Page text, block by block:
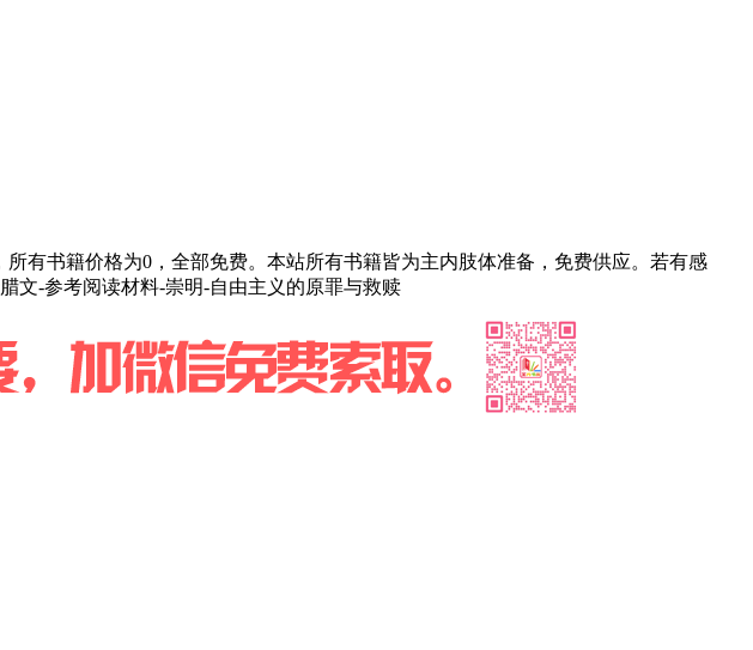
有书籍价格为0，全部免费。本站所有书籍皆为主内肢体准备，免费供应。若有感
文-参考阅读材料-崇明-自由主义的原罪与救赎